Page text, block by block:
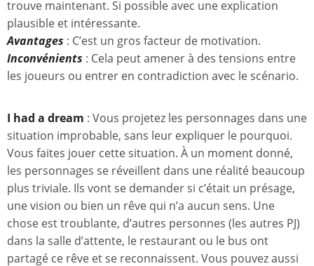
trouve maintenant. Si possible avec une explication
plausible et intéressante.
Avantages : C’est un gros facteur de motivation.
Inconvénients : Cela peut amener à des tensions entre
les joueurs ou entrer en contradiction avec le scénario.
I had a dream : Vous projetez les personnages dans une
situation improbable, sans leur expliquer le pourquoi.
Vous faites jouer cette situation. À un moment donné,
les personnages se réveillent dans une réalité beaucoup
plus triviale. Ils vont se demander si c’était un présage,
une vision ou bien un rêve qui n’a aucun sens. Une
chose est troublante, d’autres personnes (les autres PJ)
dans la salle d’attente, le restaurant ou le bus ont
partagé ce rêve et se reconnaissent. Vous pouvez aussi